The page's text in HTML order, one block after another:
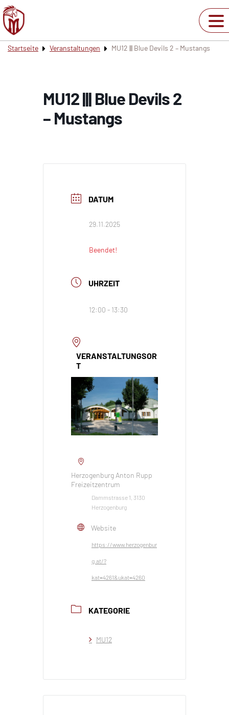
Startseite Veranstaltungen MU12 ||| Blue Devils 2 – Mustangs
MU12 ||| Blue Devils 2
– Mustangs
DATUM
29.11.2025
Beendet!
UHRZEIT
12:00 - 13:30
VERANSTALTUNGSOR
T
Herzogenburg Anton Rupp
Freizeitzentrum
Dammstrasse 1, 3130
Herzogenburg
Website
https://www.herzogenbur
g.at/?
kat=4261&ukat=4260
KATEGORIE
MU12